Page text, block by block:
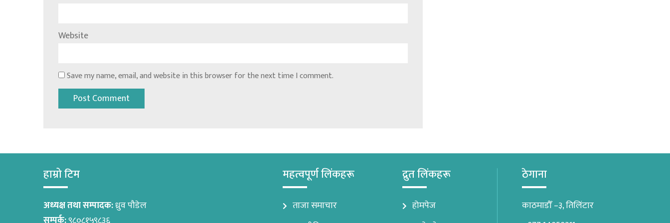
Website
Save my name, email, and website in this browser for the next time I comment.
हाम्रो टिम
अध्यक्ष तथा सम्पादक:ध्रुव पौडेल
महत्वपूर्ण लिंकहरू
ताजा समाचार
द्रुत लिंकहरू
होमपेज
ठेगाना
काठमाडौँ –३, तिलिंटार